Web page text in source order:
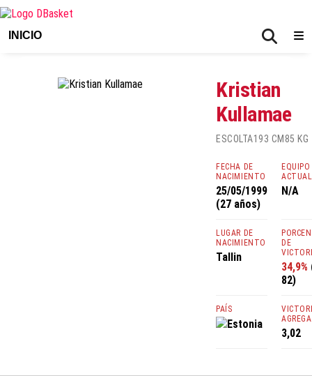
INICIO
Kristian
Kullamae
ESCOLTA193 CM 85 KG
FECHA DE
NACIMIENTO
25/05/1999
(27 años)
LUGAR DE
NACIMIENTO
Tallin
PAÍS
Estonia
EQUIPO
ACTUAL
N/A
DE
34,9%
82)
3,02